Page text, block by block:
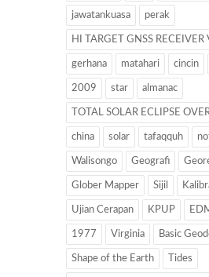
jawatankuasa perak
HI TARGET GNSS RECEIVER
gerhana matahari cincin
2009 star almanac
TOTAL SOLAR ECLIPSE
china solar tafaqquh
Walisongo Geografi
Glober Mapper Sijil
Ujian Cerapan KPUP
1977 Virginia Basic
Shape of the Earth Tides